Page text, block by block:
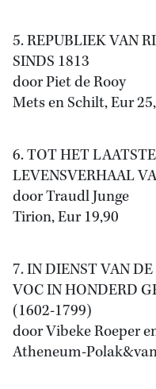
5. REPUBLIEK VAN
SINDS 1813
door Piet de Rooy
Mets en Schilt, Eur
6. TOT HET
LEVENSVERHAAL
door Traudl Junge
Tirion, Eur 19,90
7. IN DIENST VAN
VOC IN HONDERD
(1602-1799)
door Vibeke Roeper
Atheneum-